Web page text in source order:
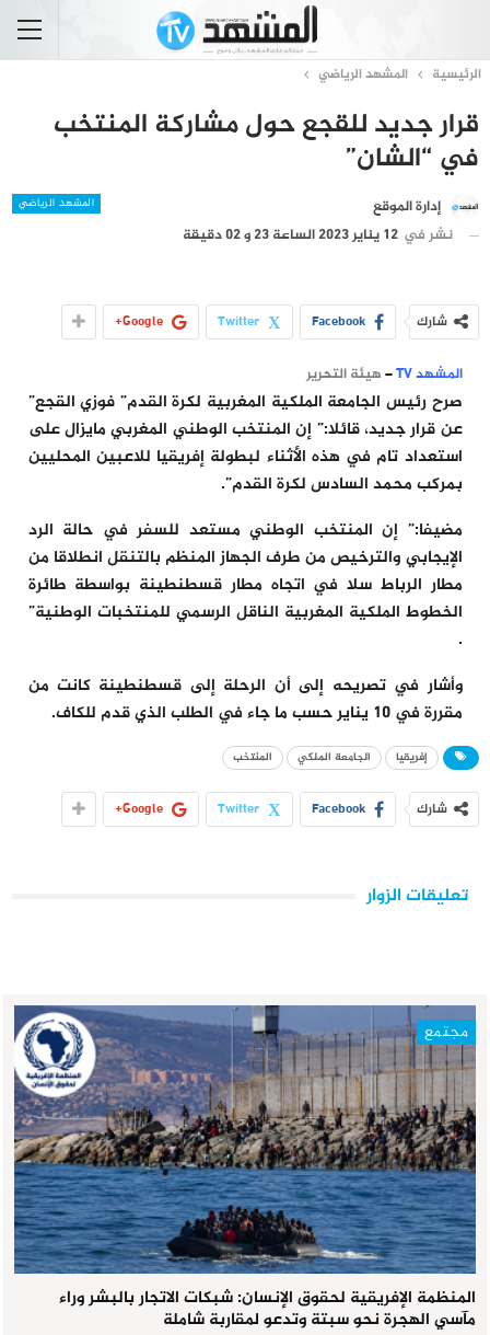
الرئيسية المشهد الرياضي
قرار جديد للقجع حول مشاركة المنتخب
في “الشان”
المشهد الرياضي
إدارة الموقع
نشر في 12 يناير 2023 الساعة 23 و 02 دقيقة
شارك Facebook
Twitter
Google+
المشهد TV –هيئة التحرير
صرح رئيس الجامعة الملكية المغربية لكرة القدم” فوزي القجع”
عن قرار جديد، قائلا:” إن المنتخب الوطني المغربي مايزال على
استعداد تام في هذه الأثناء لبطولة إفريقيا للاعبين المحليين
بمركب محمد السادس لكرة القدم”.
مضيفا:” إن المنتخب الوطني مستعد للسفر في حالة الرد
الإيجابي والترخيص من طرف الجهاز المنظم بالتنقل انطلاقا من
مطار الرباط سلا في اتجاه مطار قسطنطينة بواسطة طائرة
الخطوط الملكية المغربية الناقل الرسمي للمنتخبات الوطنية”
.
وأشار في تصريحه إلى أن الرحلة إلى قسطنطينة كانت من
مقررة في 10 يناير حسب ما جاء في الطلب الذي قدم للكاف.
إفريقيا الجامعة الملكي المنتخب
شارك Facebook
Twitter
Google+
تعليقات الزوار
مجتمع
المنظمة الإفريقية لحقوق الإنسان: شبكات الاتجار بالبشر وراء
مآسي الهجرة نحو سبتة وتدعو لمقاربة شاملة